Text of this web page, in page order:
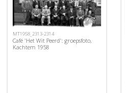
MT1958_2313-2314
Café 'Het Wit Peerd': groepsfoto,
Kachtem 1958